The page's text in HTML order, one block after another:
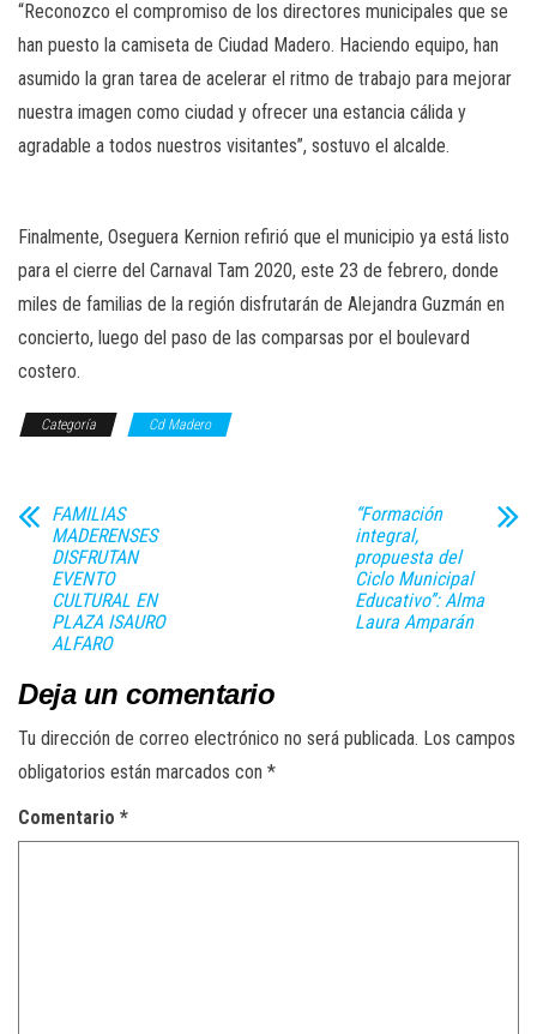
“Reconozco el compromiso de los directores municipales que se
han puesto la camiseta de Ciudad Madero. Haciendo equipo, han
asumido la gran tarea de acelerar el ritmo de trabajo para mejorar
nuestra imagen como ciudad y ofrecer una estancia cálida y
agradable a todos nuestros visitantes”, sostuvo el alcalde.
Finalmente, Oseguera Kernion refirió que el municipio ya está listo
para el cierre del Carnaval Tam 2020, este 23 de febrero, donde
miles de familias de la región disfrutarán de Alejandra Guzmán en
concierto, luego del paso de las comparsas por el boulevard
costero.
Categoría Cd Madero
FAMILIAS
MADERENSES
DISFRUTAN
EVENTO
CULTURAL EN
PLAZA ISAURO
ALFARO
“Formación
integral,
propuesta del
Ciclo Municipal
Educativo’’: Alma
Laura Amparán
Deja un comentario
Tu dirección de correo electrónico no será publicada. Los campos
obligatorios están marcados con *
Comentario *